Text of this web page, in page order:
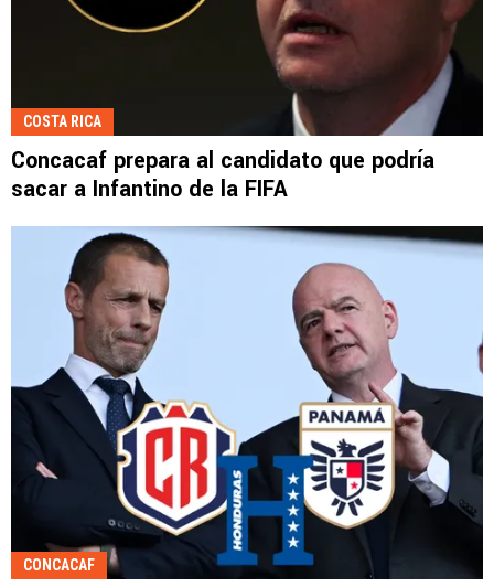
COSTA RICA
Concacaf prepara al candidato que podría
sacar a Infantino de la FIFA
CONCACAF